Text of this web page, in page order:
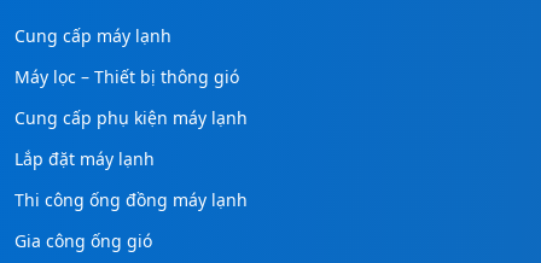
Cung cấp máy lạnh
Máy lọc – Thiết bị thông gió
Cung cấp phụ kiện máy lạnh
Lắp đặt máy lạnh
Thi công ống đồng máy lạnh
Gia công ống gió